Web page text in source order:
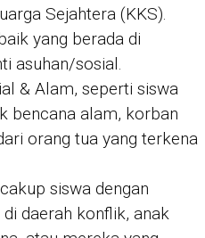
Sejahtera (KKS).
yang berada di
asuhan/sosial.
& Alam, seperti siswa
bencana alam, korban
orang tua yang terkena
siswa dengan
daerah konflik, anak